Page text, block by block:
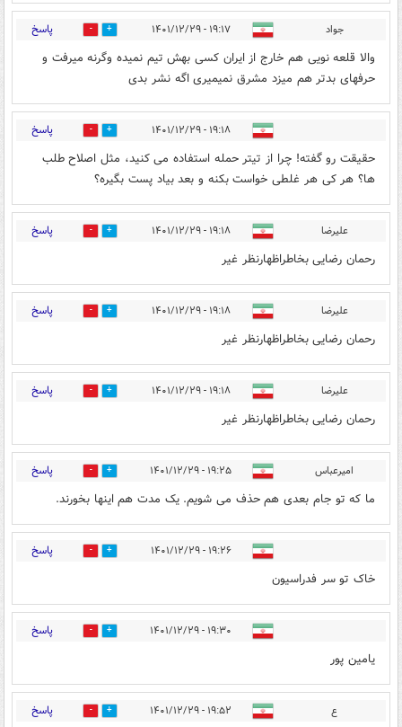
جواد ۱۹:۱۷ - ۱۴۰۱/۱۲/۲۹ 0 پاسخ
والا قلعه نویی هم خارج از ایران کسی بهش تیم نمیده وگرنه میرفت و
حرفهای بدتر هم میزد مشرق نمیمیری اگه نشر بدی
۱۹:۱۸ - ۱۴۰۱/۱۲/۲۹ 1 پاسخ
حقیقت رو گفته! چرا از تیتر حمله استفاده می کنید، مثل اصلاح طلب
ها؟ هر کی هر غلطی خواست بکنه و بعد بیاد پست بگیره؟
علیرضا ۱۹:۱۸ - ۱۴۰۱/۱۲/۲۹ 0 پاسخ
رحمان رضایی بخاطراظهارنظر غیر
علیرضا ۱۹:۱۸ - ۱۴۰۱/۱۲/۲۹ 0 پاسخ
رحمان رضایی بخاطراظهارنظر غیر
علیرضا ۱۹:۱۸ - ۱۴۰۱/۱۲/۲۹ 1 پاسخ
رحمان رضایی بخاطراظهارنظر غیر
امیرعباس ۱۹:۲۵ - ۱۴۰۱/۱۲/۲۹ 1 پاسخ
ما که تو جام بعدی هم حذف می شویم. یک مدت هم اینها بخورند.
۱۹:۲۶ - ۱۴۰۱/۱۲/۲۹ 1 پاسخ
خاک تو سر فدراسیون
۱۹:۳۰ - ۱۴۰۱/۱۲/۲۹ 1 پاسخ
یامین پور
ع‌ ۱۹:۵۲ - ۱۴۰۱/۱۲/۲۹ 2 پاسخ